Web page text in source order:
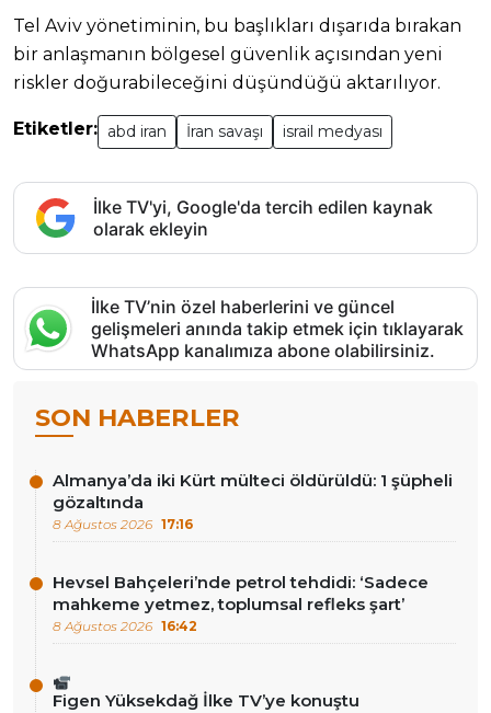
Tel Aviv yönetiminin, bu başlıkları dışarıda bırakan
bir anlaşmanın bölgesel güvenlik açısından yeni
riskler doğurabileceğini düşündüğü aktarılıyor.
Etiketler: abd iran İran savaşı israil medyası
İlke TV'yi, Google'da tercih edilen kaynak
olarak ekleyin
İlke TV’nin özel haberlerini ve güncel
gelişmeleri anında takip etmek için tıklayarak
WhatsApp kanalımıza abone olabilirsiniz.
SON HABERLER
Almanya’da iki Kürt mülteci öldürüldü: 1 şüpheli
gözaltında
8 Ağustos 2026 17:16
Hevsel Bahçeleri’nde petrol tehdidi: ‘Sadece
mahkeme yetmez, toplumsal refleks şart’
8 Ağustos 2026 16:42
Figen Yüksekdağ İlke TV’ye konuştu